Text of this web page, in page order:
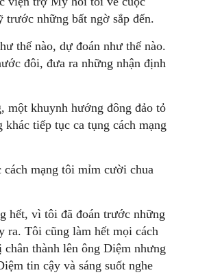
những bất ngờ sắp đến.
thế nào, dự đoán như thế nào.
đôi, đưa ra những nhận định
một khuynh hướng đông đảo tỏ
tiếp tục ca tụng cách mạng
mạng tôi mỉm cười chua
hết, vì tôi đã đoán trước những
ra. Tôi cũng làm hết mọi cách
thành lên ông Diệm nhưng
tin cậy và sáng suốt nghe